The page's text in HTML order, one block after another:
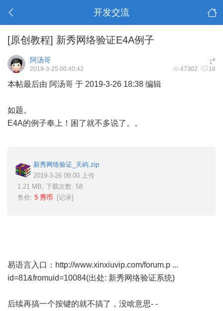
开发交流
[原创教程] 新秀网络验证E4A例子
1#
阿汤哥
47302 18
2019-3-25 00:40:42
本帖最后由 阿汤哥 于 2019-3-26 18:38 编辑
如题。
E4A的例子奉上！困了就不多说了。。
新秀网络验证_天屿.zip
2019-3-26 09:00 上传
1.21 MB, 下载次数: 58
售价: 5 秀币 [记录]
易语言入口： http://www.xinxiuvip.com/forum.p ...
id=81&fromuid=10084(出处: 新秀网络验证系统)
后续再搞一个按键的就不搞了，没啥意思- -